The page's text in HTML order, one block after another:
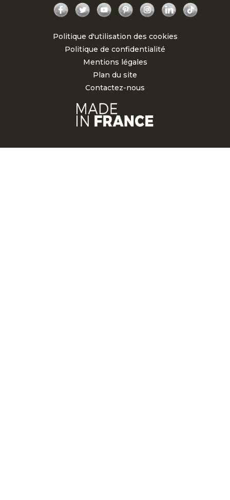
Facebook
Twitter YouTubePinterestInstagramLinkedIn
Politique d'utilisation des cookies
Politique de confidentialité
Mentions légales
Plan du site
Contactez-nous